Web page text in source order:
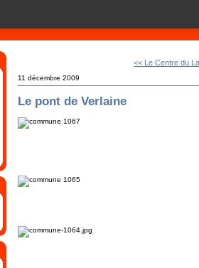
<< Le Centre du
11 décembre 2009
Le pont de Verlaine